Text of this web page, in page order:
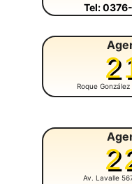
Tel:
Roque
Av. Lavalle